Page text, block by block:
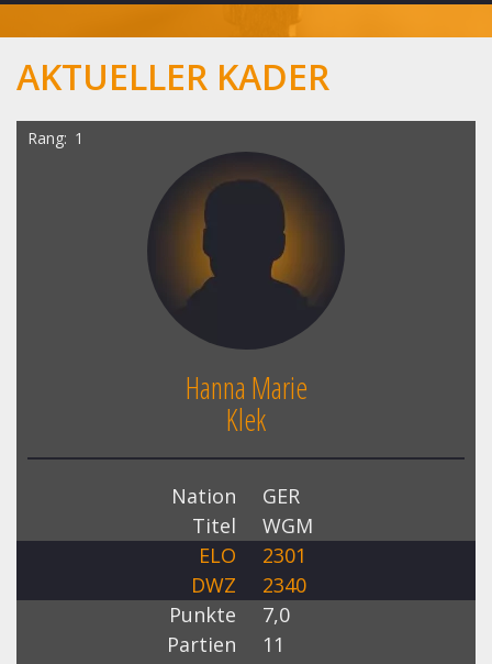
AKTUELLER KADER
Rang 1
Hanna Marie
Klek
Nation
GER
Titel
WGM
ELO
2301
DWZ
2340
Punkte
7,0
Partien
11